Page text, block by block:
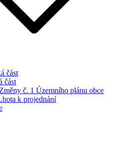
část
část
č. 1 Územního plánu obce
k projednání